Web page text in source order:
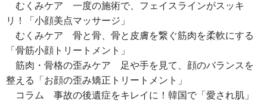
むくみケア 一度の施術で、フェイスラインがスッキ
リ！「小顔美点マッサージ」
むくみケア 骨と骨、骨と皮膚を繋ぐ筋肉を柔軟にする
「骨筋小顔トリートメント」
筋肉・骨格の歪みケア 足や手を見て、顔のバランスを
整える「お顔の歪み矯正トリートメント」
コラム 事故の後遺症をキレイに！韓国で「愛され肌」